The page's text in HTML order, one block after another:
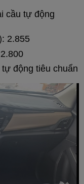
cầu tự động
2.855
động tiêu chuẩn